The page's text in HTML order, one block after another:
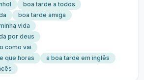
boa tarde a todos
boa tarde amiga
vida
por deus
como vai
que horas
a boa tarde em inglês